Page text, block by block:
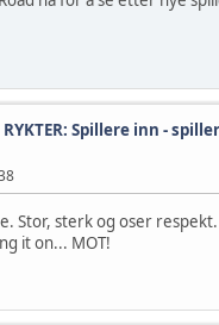
RYKTER: Spillere inn -
Stor, sterk og oser
it on... MOT!